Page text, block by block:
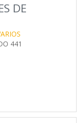
DE
441